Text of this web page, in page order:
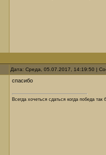
Дата: Среда, 05.07.2017, 14:19:50 |
спасибо
Всегда хочеться сдаться когда победа так